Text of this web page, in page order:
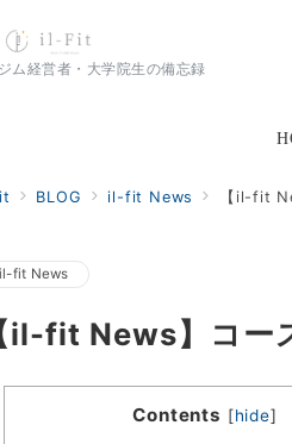
ジム経営者・大学院生の備忘録
BLOG il-fit News 【il-fit
il-fit News
il-fit News】コ
Contents [hide]